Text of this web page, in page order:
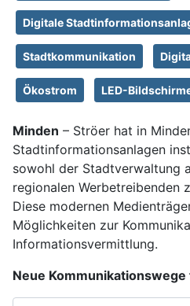
Digitale
Stadtkommunikation
Ökostrom LED-
Minden – Ströer hat in
Stadtinformationsanlagen
sowohl der Stadtverwaltung
regionalen Werbetreibenden
Diese modernen
Möglichkeiten zur
Informationsvermittlung.
Neue